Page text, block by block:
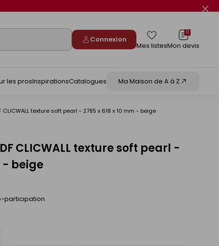
Connexion
Mes listes
0
Mon devis
les prosInspirationsCatalogues Ma Maison de A à Z
CLICWALL texture soft pearl - 2785 x 618 x 10 mm - beige
CLICWALL texture soft pearl -
- beige
participation